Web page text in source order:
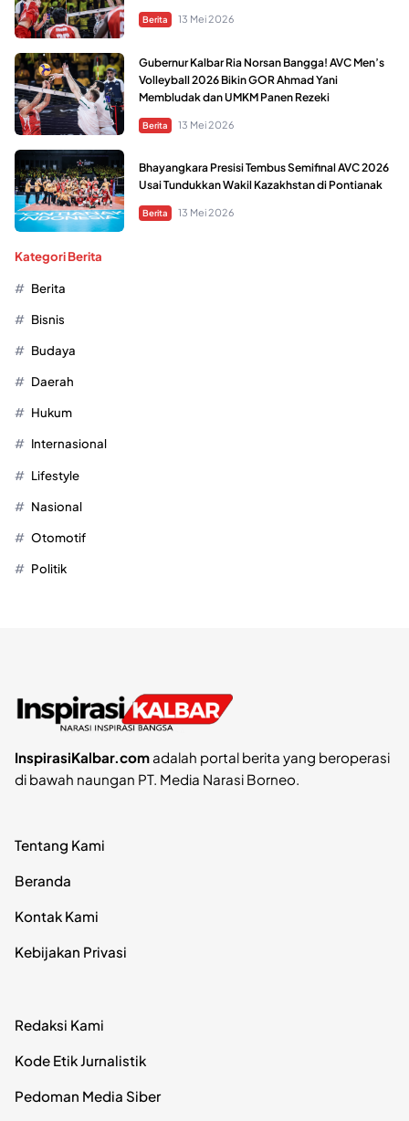
Berita 13 Mei 2026
Gubernur Kalbar Ria Norsan Bangga! AVC Men’s
Volleyball 2026 Bikin GOR Ahmad Yani
Membludak dan UMKM Panen Rezeki
Berita 13 Mei 2026
Bhayangkara Presisi Tembus Semifinal AVC 2026
Usai Tundukkan Wakil Kazakhstan di Pontianak
Berita 13 Mei 2026
Kategori Berita
Berita
Bisnis
Budaya
Daerah
Hukum
Internasional
Lifestyle
Nasional
Otomotif
Politik
InspirasiKalbar.comadalah portal berita yang beroperasi
di bawah naungan PT. Media Narasi Borneo.
Tentang Kami
Beranda
Kontak Kami
Kebijakan Privasi
Redaksi Kami
Kode Etik Jurnalistik
Pedoman Media Siber